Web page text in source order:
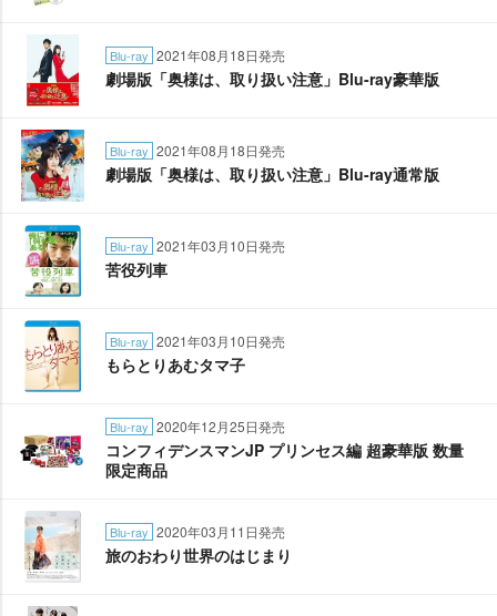
Blu-ray 2021年08月18日発売
劇場版「奥様は、取り扱い注意」Blu-ray豪華版
Blu-ray 2021年08月18日発売
劇場版「奥様は、取り扱い注意」Blu-ray通常版
Blu-ray 2021年03月10日発売
苦役列車
Blu-ray 2021年03月10日発売
もらとりあむタマ子
Blu-ray 2020年12月25日発売
コンフィデンスマンJP プリンセス編 超豪華版 数量
限定商品
Blu-ray 2020年03月11日発売
旅のおわり世界のはじまり